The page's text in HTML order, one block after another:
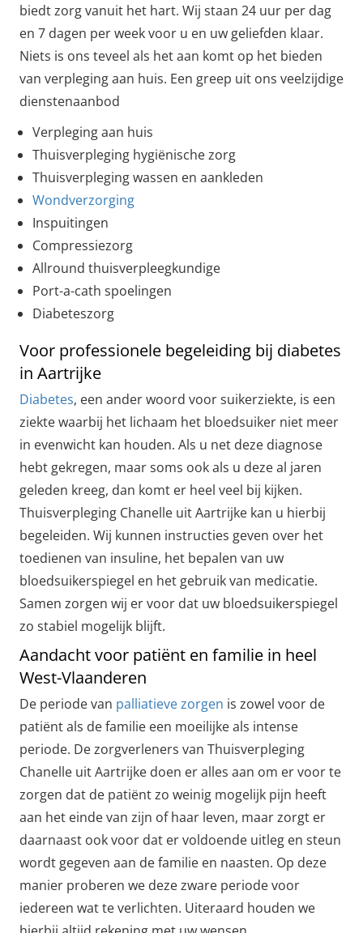
biedt zorg vanuit het hart. Wij staan 24 uur per dag
en 7 dagen per week voor u en uw geliefden klaar.
Niets is ons teveel als het aan komt op het bieden
van verpleging aan huis. Een greep uit ons veelzijdige
dienstenaanbod
Verpleging aan huis
Thuisverpleging hygiënische zorg
Thuisverpleging wassen en aankleden
Wondverzorging
Inspuitingen
Compressiezorg
Allround thuisverpleegkundige
Port-a-cath spoelingen
Diabeteszorg
Voor professionele begeleiding bij diabetes
in Aartrijke
Diabetes, een ander woord voor suikerziekte, is een
ziekte waarbij het lichaam het bloedsuiker niet meer
in evenwicht kan houden. Als u net deze diagnose
hebt gekregen, maar soms ook als u deze al jaren
geleden kreeg, dan komt er heel veel bij kijken.
Thuisverpleging Chanelle uit Aartrijke kan u hierbij
begeleiden. Wij kunnen instructies geven over het
toedienen van insuline, het bepalen van uw
bloedsuikerspiegel en het gebruik van medicatie.
Samen zorgen wij er voor dat uw bloedsuikerspiegel
zo stabiel mogelijk blijft.
Aandacht voor patiënt en familie in heel
West-Vlaanderen
De periode van palliatieve zorgen is zowel voor de
patiënt als de familie een moeilijke als intense
periode. De zorgverleners van Thuisverpleging
Chanelle uit Aartrijke doen er alles aan om er voor te
zorgen dat de patiënt zo weinig mogelijk pijn heeft
aan het einde van zijn of haar leven, maar zorgt er
daarnaast ook voor dat er voldoende uitleg en steun
wordt gegeven aan de familie en naasten. Op deze
manier proberen we deze zware periode voor
iedereen wat te verlichten. Uiteraard houden we